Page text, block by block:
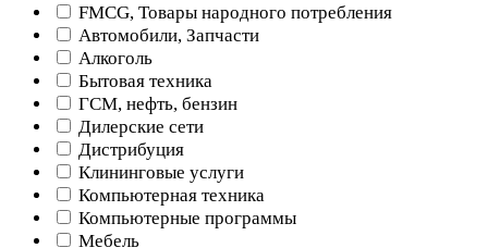
FMCG, Товары народного потребления
Автомобили, Запчасти
Алкоголь
Бытовая техника
ГСМ, нефть, бензин
Дилерские сети
Дистрибуция
Клининговые услуги
Компьютерная техника
Компьютерные программы
Мебель